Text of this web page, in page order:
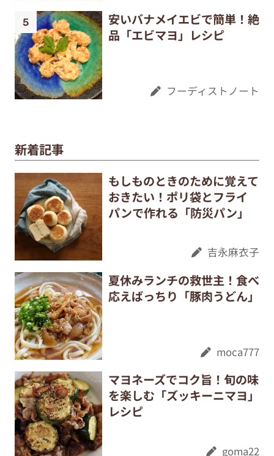
安いバナメイエビで簡単！絶
品「エビマヨ」レシピ
フーディストノート
新着記事
もしものときのために覚えて
おきたい！ポリ袋とフライ
パンで作れる「防災パン」
吉永麻衣子
夏休みランチの救世主！食べ
応えばっちり「豚肉うどん」
moca777
マヨネーズでコク旨！旬の味
を楽しむ「ズッキーニマヨ」
レシピ
goma22